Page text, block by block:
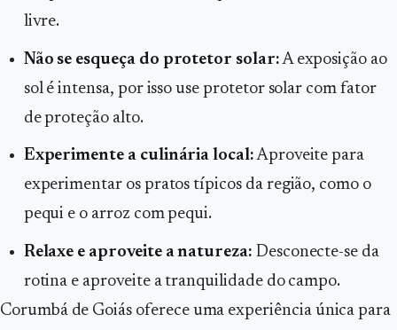
livre.
Não se esqueça do protetor solar:A exposição ao
sol é intensa, por isso use protetor solar com fator
de proteção alto.
Experimente a culinária local:Aproveite para
experimentar os pratos típicos da região, como o
pequi e o arroz com pequi.
Relaxe e aproveite a natureza: Desconecte-se da
rotina e aproveite a tranquilidade do campo.
Corumbá de Goiás oferece uma experiência única para